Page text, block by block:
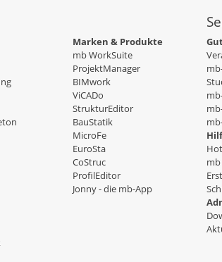
Marken & Produkte
mb WorkSuite
ProjektManager
BIMwork
ViCADo
StrukturEditor
BauStatik
MicroFe
EuroSta
CoStruc
ProfilEditor
Jonny - die mb-App
mb